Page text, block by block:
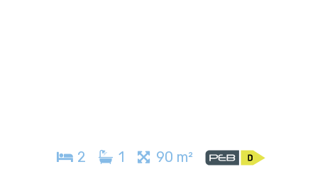
2 1 90 m²